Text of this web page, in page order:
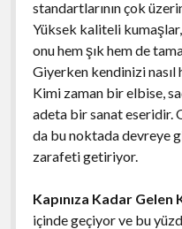
standartlarının çok
Yüksek kaliteli
onu hem şık hem de
Giyerken kendinizi
Kimi zaman bir elbise,
adeta bir sanat eseridir.
da bu noktada devreye
zarafeti getiriyor.
Kapınıza Kadar Gelen
içinde geçiyor ve bu